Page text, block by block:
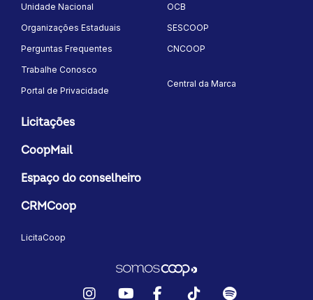
Unidade Nacional
Organizações Estaduais
Perguntas Frequentes
Trabalhe Conosco
Portal de Privacidade
OCB
SESCOOP
CNCOOP
Central da Marca
Licitações
CoopMail
Espaço do conselheiro
CRMCoop
LicitaCoop